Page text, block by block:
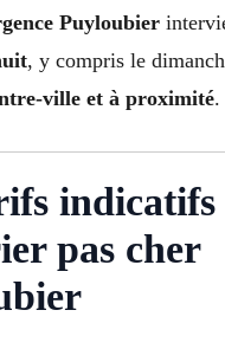
Puyloubier
, y compris le
ville et à proximité.
indicatifs
pas cher